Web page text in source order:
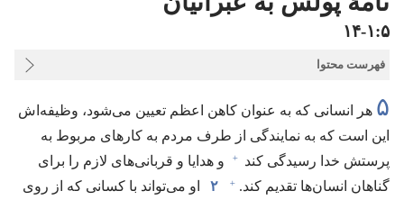
۵‏:‏۱‏-‏۱۴
فهرست محتوا
۵ هر انسانی که به عنوان کاهن اعظم تعیین می‌شود،‏ وظیفه‌اش
این است که به نمایندگی از طرف مردم به کارهای مربوط به
پرستش خدا رسیدگی کند
+
و هدایا و قربانی‌های لازم را برای
گناهان انسان‌ها تقدیم کند.‏ + ۲
او می‌تواند با کسانی که از روی